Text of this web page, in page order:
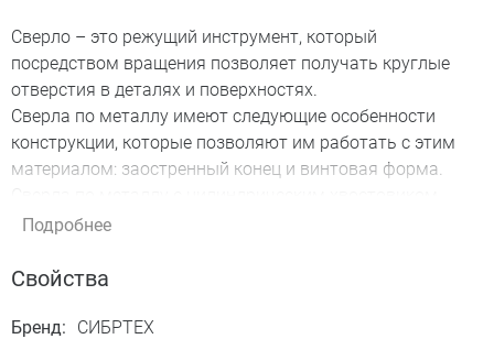
Сверло – это режущий инструмент, который
посредством вращения позволяет получать круглые
отверстия в деталях и поверхностях.
Сверла по металлу имеют следующие особенности
конструкции, которые позволяют им работать с этим
материалом: заостренный конец и винтовая форма.
устанавливаются обычно в трехкулачковый патрон.
Подробная информация о товаре...
Подробнее
Свойства
Бренд:
СИБРТЕХ